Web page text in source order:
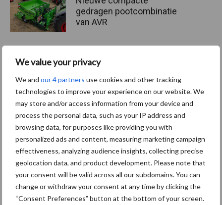
We value your privacy
We and our 4 partners use cookies and other tracking
technologies to improve your experience on our website. We
may store and/or access information from your device and
process the personal data, such as your IP address and
browsing data, for purposes like providing you with
personalized ads and content, measuring marketing campaign
effectiveness, analyzing audience insights, collecting precise
geolocation data, and product development. Please note that
your consent will be valid across all our subdomains. You can
change or withdraw your consent at any time by clicking the
“Consent Preferences” button at the bottom of your screen.
gedragen pootcombinatie
van AVR
Themapagina's
Machines Duurzaamheid
Kunstmeststrooier Pootmachine